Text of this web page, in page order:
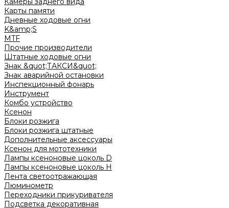
Карты памяти
Дневные ходовые огни
K&amp;S
MTF
Прочие производители
Штатные ходовые огни
Знак &quot;ТАКСИ&quot;
Знак аварийной остановки
Инспекционный фонарь
Инструмент
Комбо устройство
Ксенон
Блоки розжига
Блоки розжига штатные
Дополнительные аксессуары
Ксенон для мототехники
Лампы ксеноновые цоколь D
Лампы ксеноновые цоколь H
Лента светоотражающая
Люминометр
Переходники прикуривателя
Подсветка декоративная